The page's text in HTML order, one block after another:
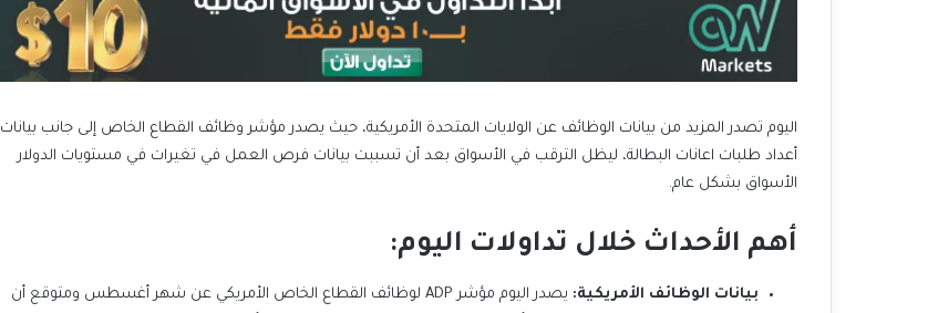
اليوم تصدر المزيد من بيانات الوظائف عن الولايات المتحدة الأمريكية، حيث يصدر مؤشر وظائف القطاع الخاص إلى جانب بيانات
أعداد طلبات اعانات البطالة، ليظل الترقب في الأسواق بعد أن تسببت بيانات فرص العمل في تغيرات في مستويات الدولار
الأسواق بشكل عام.
أهم الأحداث خلال تداولات اليوم:
بيانات الوظائف الأمريكية:
يصدر اليوم مؤشر ADP لوظائف القطاع الخاص الأمريكي عن شهر أغسطس ومتوقع أن